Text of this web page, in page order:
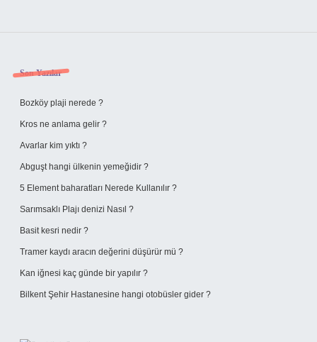
Sidebar
Son Yazılar
Bozköy plaji nerede ?
Kros ne anlama gelir ?
Avarlar kim yıktı ?
Abguşt hangi ülkenin yemeğidir ?
5 Element baharatları Nerede Kullanılır ?
Sarımsaklı Plajı denizi Nasıl ?
Basit kesri nedir ?
Tramer kaydı aracın değerini düşürür mü ?
Kan iğnesi kaç günde bir yapılır ?
Bilkent Şehir Hastanesine hangi otobüsler gider ?